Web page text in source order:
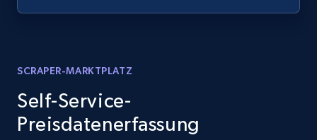
SCRAPER-MARKTPLATZ
Self-Service-
Preisdatenerfassung